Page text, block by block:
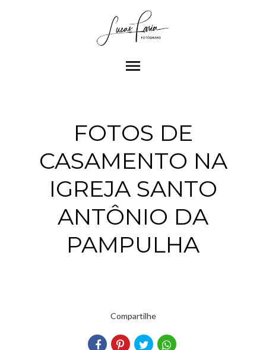
menu
FOTOS DE
CASAMENTO NA
IGREJA SANTO
ANTÔNIO DA
PAMPULHA
Compartilhe